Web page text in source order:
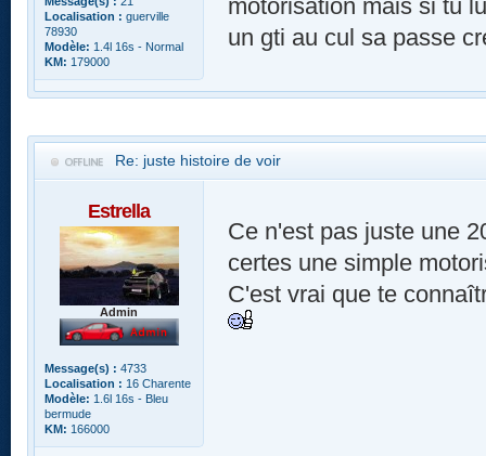
Localisation : guerville
78930
Modèle: 1.4l 16s - Normal
KM: 179000
motorisation mais si tu
un gti au cul sa passe
Re: juste histoire de voir
Estrella
Admin
Message(s) : 4733
Localisation : 16 Charente
Modèle: 1.6l 16s - Bleu
bermude
KM: 166000
Ce n'est pas juste une
certes une simple
C'est vrai que te